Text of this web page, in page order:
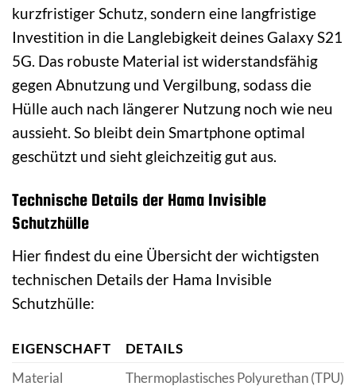
kurzfristiger Schutz, sondern eine langfristige
Investition in die Langlebigkeit deines Galaxy S21
5G. Das robuste Material ist widerstandsfähig
gegen Abnutzung und Vergilbung, sodass die
Hülle auch nach längerer Nutzung noch wie neu
aussieht. So bleibt dein Smartphone optimal
geschützt und sieht gleichzeitig gut aus.
Technische Details der Hama Invisible
Schutzhülle
Hier findest du eine Übersicht der wichtigsten
technischen Details der Hama Invisible
Schutzhülle:
EIGENSCHAFT
DETAILS
Material
Thermoplastisches Polyurethan (TPU)